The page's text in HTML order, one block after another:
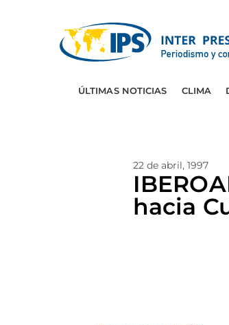
ÚLTIMAS NOTICIAS CLIMA
22 de abril, 1997
hacia